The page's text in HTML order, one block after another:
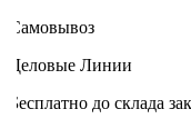
Линии
до склада